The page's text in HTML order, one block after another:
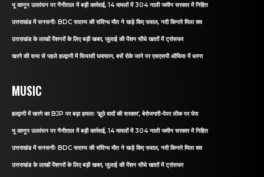
भू कानून उल्लंघन पर नैनीताल में बड़ी कार्रवाई, 14 मामलों में 304 नाली जमीन सरकार में निहित
उत्तराखंड में सनसनीः BDC सदस्य की संदिग्ध मौत ने खड़े किए सवाल, नदी किनारे मिला शव
उत्तराखंड के लाखों पेंशनरों के लिए बड़ी खबर, जुलाई की पेंशन सीधे खातों में ट्रांसफर
खरगे की सभा से पहले हल्द्वानी में सियासी घमासान, बसें रोके जाने पर एसएसपी ऑफिस में धरना
MUSIC
हल्द्वानी में खरगे का BJP पर बड़ा हमलाः ‘झूठे वादों की सरकार’, बेरोजगारी-पेपर लीक पर घेरा
भू कानून उल्लंघन पर नैनीताल में बड़ी कार्रवाई, 14 मामलों में 304 नाली जमीन सरकार में निहित
उत्तराखंड में सनसनीः BDC सदस्य की संदिग्ध मौत ने खड़े किए सवाल, नदी किनारे मिला शव
उत्तराखंड के लाखों पेंशनरों के लिए बड़ी खबर, जुलाई की पेंशन सीधे खातों में ट्रांसफर